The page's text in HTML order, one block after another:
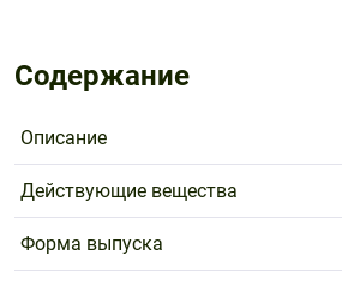
Содержание
Описание
Действующие вещества
Форма выпуска